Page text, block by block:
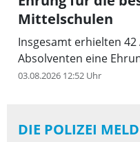
Mittelschulen
Insgesamt erhielten
Absolventen eine
03.08.2026 12:52 Uhr
DIE POLIZEI